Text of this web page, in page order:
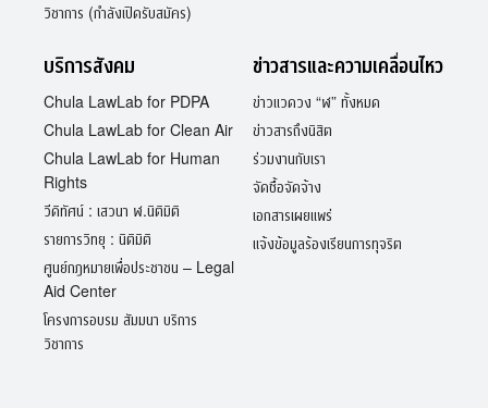
วิชาการ (กำลังเปิดรับสมัคร)
บริการสังคม
Chula LawLab for PDPA
Chula LawLab for Clean Air
Chula LawLab for Human
Rights
วีดิทัศน์ : เสวนา ฬ.นิติมิติ
รายการวิทยุ : นิติมิติ
ศูนย์กฎหมายเพื่อประชาชน – Legal
Aid Center
โครงการอบรม สัมมนา บริการ
วิชาการ
ข่าวสารและความเคลื่อนไหว
ข่าวแวดวง “ฬ” ทั้งหมด
ข่าวสารถึงนิสิต
ร่วมงานกับเรา
จัดซื้อจัดจ้าง
เอกสารเผยแพร่
แจ้งข้อมูลร้องเรียนการทุจริต